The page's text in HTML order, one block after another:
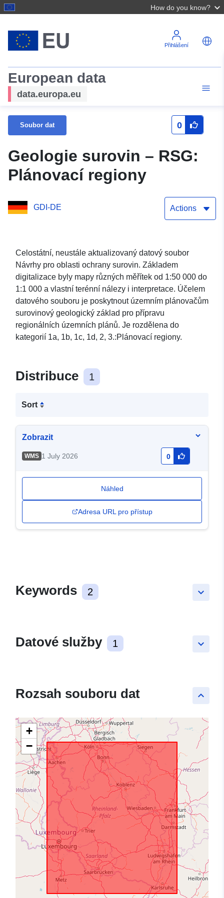
How do you know?
Přihlášení
European data
data.europa.eu
Soubor dat 0
Geologie surovin – RSG:
Plánovací regiony
GDI-DE Actions
Celostátní, neustále aktualizovaný datový soubor
Návrhy pro oblasti ochrany surovin. Základem
digitalizace byly mapy různých měřítek od 1:50 000 do
1:1 000 a vlastní terénní nálezy i interpretace. Účelem
datového souboru je poskytnout územním plánovačům
surovinový geologický základ pro přípravu
regionálních územních plánů. Je rozdělena do
kategorií 1a, 1b, 1c, 1d, 2, 3.:Plánovací regiony.
Distribuce 1
Sort
Zobrazit
WMS 1 July 2026 0
Náhled
Adresa URL pro přístup
keyboard_arrow_down
Keywords 2
keyboard_arrow_down
Datové služby 1
keyboard_arrow_up
Rozsah souboru dat
+
−